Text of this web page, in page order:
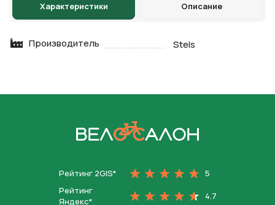
Характеристики Описание
Производитель Stels
Рейтинг 2GIS*
5
Рейтинг
Яндекс*
4.7